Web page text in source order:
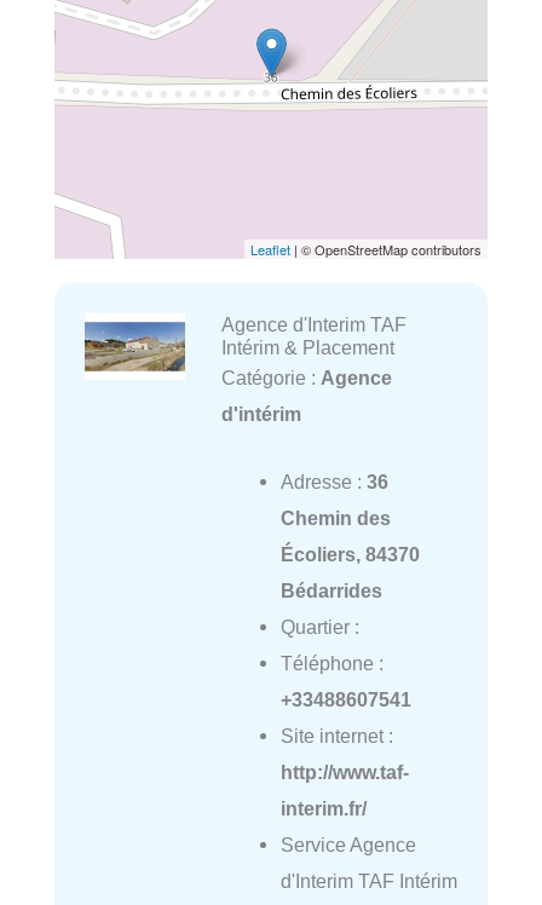
Leaflet | © OpenStreetMap contributors
Agence d'Interim TAF
Intérim & Placement
Catégorie : Agence
d'intérim
Adresse : 36
Chemin des
Écoliers, 84370
Bédarrides
Quartier :
Téléphone :
+33488607541
Site internet :
http://www.taf-
interim.fr/
Service Agence
d'Interim TAF Intérim